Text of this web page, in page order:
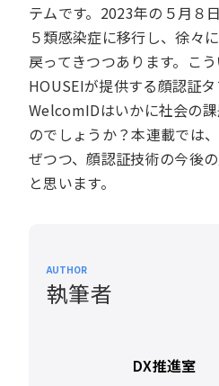
テムです。2023年の５月８
５類感染症に移行し、徐々
戻ってきつつあります。こう
HOUSEIが提供する顔認証
WelcomIDはいかに社会の
のでしょうか？本連載では
ぜつつ、顔認証技術の今後
と思います。
AUTHOR
執筆者
DX推進室